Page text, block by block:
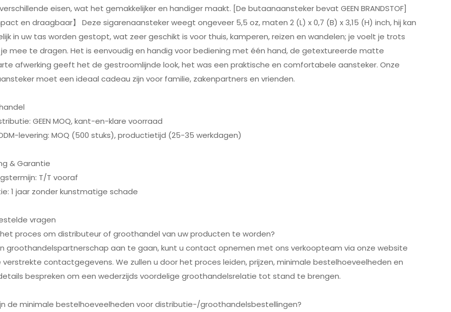
eisen, wat het gemakkelijker en handiger maakt. [De butaanaansteker bevat GEEN BRANDSTOF]
en draagbaar】 Deze sigarenaansteker weegt ongeveer 5,5 oz, maten 2 (L) x 0,7 (B) x 3,15 (H) inch, hij kan
in uw tas worden gestopt, wat zeer geschikt is voor thuis, kamperen, reizen en wandelen; je voelt je trots
mee te dragen. Het is eenvoudig en handig voor bediening met één hand, de getextureerde matte
afwerking geeft het de gestroomlijnde look, het was een praktische en comfortabele aansteker. Onze
moet een ideaal cadeau zijn voor familie, zakenpartners en vrienden.
GEEN MOQ, kant-en-klare voorraad
levering: MOQ (500 stuks), productietijd (25-35 werkdagen)
& Garantie
T/T vooraf
1 jaar zonder kunstmatige schade
vragen
het proces om distributeur of groothandel van uw producten te worden?
groothandelspartnerschap aan te gaan, kunt u contact opnemen met ons verkoopteam via onze website
verstrekte contactgegevens. We zullen u door het proces leiden, prijzen, minimale bestelhoeveelheden en
bespreken om een wederzijds voordelige groothandelsrelatie tot stand te brengen.
de minimale bestelhoeveelheden voor distributie-/groothandelsbestellingen?